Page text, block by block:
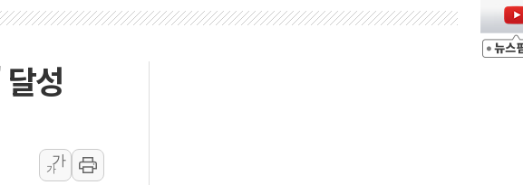
동산 정책 점검 2차 회의…주택 공급 대책 막바지 조율할 듯
] 상임위·세미나·기자회견·주요 정당 - 8월 7일
엘 선박 호르무즈 통항 제한 추진…美 "통행 막을 권한 없어"
"러, 우크라 드론으로 나토 회원국 공격 검토… 거짓 깃발 작전"
콘밸리서 젠슨 황 재회…로봇·AI 데이터센터·모빌리티 구체화
성
가
가